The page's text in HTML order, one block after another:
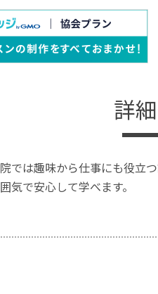
詳
では趣味から仕事にも役立
気で安心して学べます。